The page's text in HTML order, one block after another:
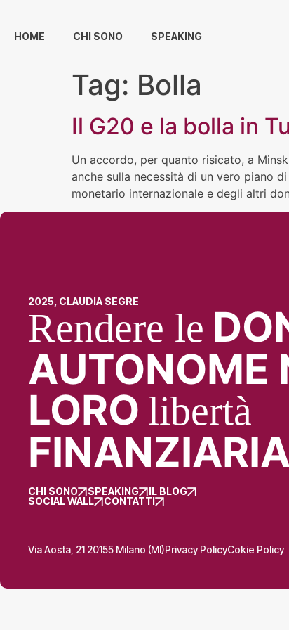
HOME CHI SONO SPEAKING
Tag: Bolla
Il G20 e la bolla in
Un accordo, per quanto risicato, a
anche sulla necessità di un vero piano
monetario internazionale e degli altri
2025, CLAUDIA SEGRE
Rendere le
AUTONOME
LORO libertà
FINANZIARIA
CHI SONO SPEAKING
IL BLOG
SOCIAL WALL
CONTATTI
Via Aosta, 21 20155 Milano (MI)Privacy PolicyCokie Policy